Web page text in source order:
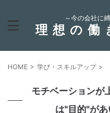
～今の会社に
理想の働
HOME > 学び・スキルアップ >
モチベーションが
は"目的"があ